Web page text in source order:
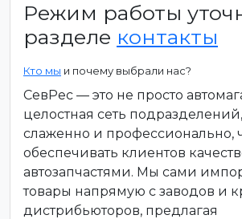
Режим работы
разделе контакты
Кто мы и почему выбрали нас?
СевРес — это не просто
целостная сеть
слаженно и профессионально,
обеспечивать клиентов
автозапчастями. Мы сами
товары напрямую с заводов и
дистрибьюторов, предлагая